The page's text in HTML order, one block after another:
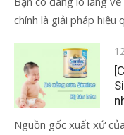
chính là giải pháp hiệu
Nguồn gốc xuất xứ